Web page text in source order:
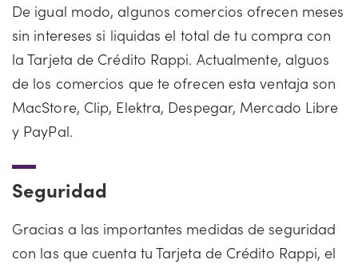
De igual modo, algunos comercios ofrecen meses
sin intereses si liquidas el total de tu compra con
la Tarjeta de Crédito Rappi. Actualmente, alguos
de los comercios que te ofrecen esta ventaja son
MacStore, Clip, Elektra, Despegar, Mercado Libre
y PayPal.
Seguridad
Gracias a las importantes medidas de seguridad
con las que cuenta tu Tarjeta de Crédito Rappi, el